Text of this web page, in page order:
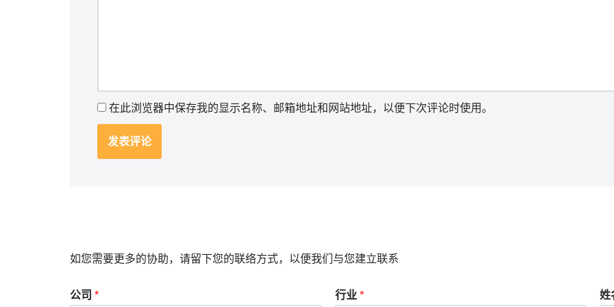
在此浏览器中保存我的显示名称、邮箱地址和网站地址，以便下次评论时使用。
如您需要更多的协助，请留下您的联络方式，以便我们与您建立联系
公司 * 行业 *